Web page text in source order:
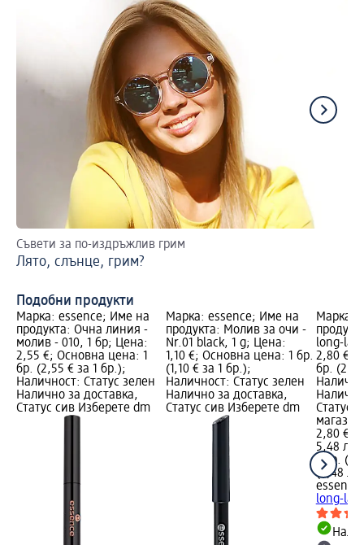
Съвети за по-издръжлив грим
Лято, слънце, грим?
Подобни продукти
Марка: essence; Име на
продукта: Очна линия -
молив - 010, 1 бр; Цена:
2,55 €; Основна цена: 1
бр. (2,55 € за 1 бр.);
Наличност: Статус зелен
Налично за доставка,
Статус сив Изберете dm
Марка: essence; Име на
продукта: Молив за очи -
Nr.01 black, 1 g; Цена:
1,10 €; Основна цена: 1 бр.
(1,10 € за 1 бр.);
Наличност: Статус зелен
Налично за доставка,
Статус сив Изберете dm
Марка:
long-
2,80 €;
бр.
Статус
магазин
2,80 €
5,48 лв.
1 бр.
(5,48
essence
long-